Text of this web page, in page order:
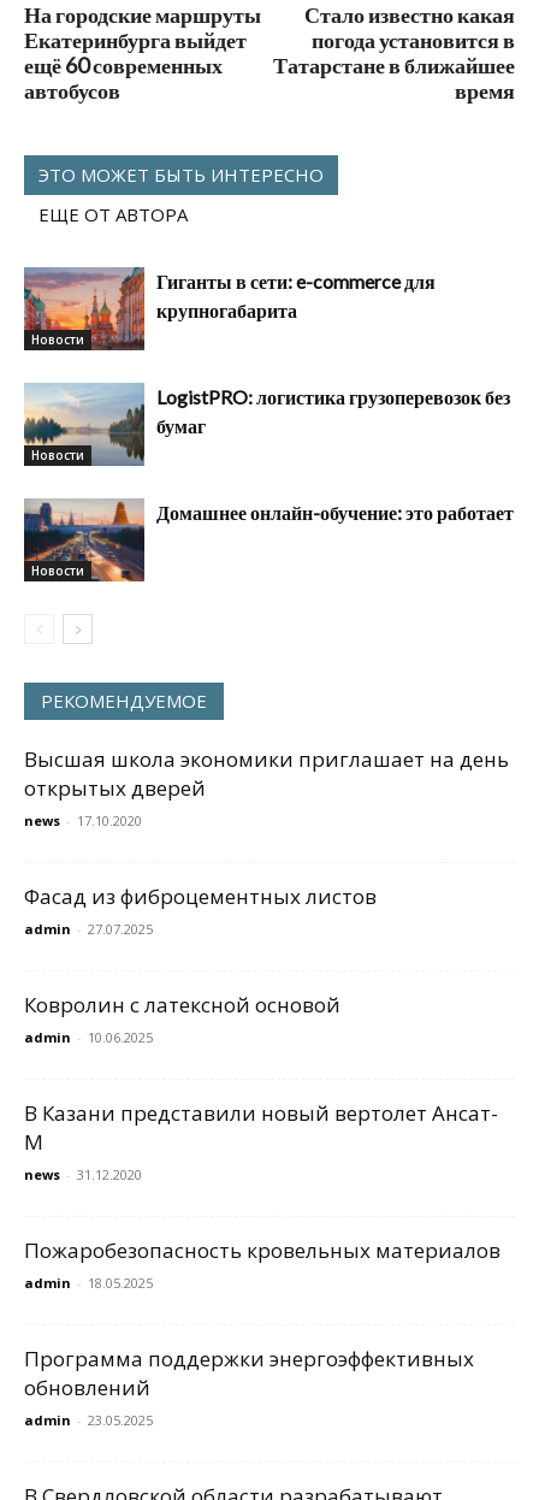
На городские маршруты
Екатеринбурга выйдет
ещё 60 современных
автобусов
Стало известно какая
погода установится в
Татарстане в ближайшее
время
ЭТО МОЖЕТ БЫТЬ ИНТЕРЕСНО
ЕЩЕ ОТ АВТОРА
Новости
Гиганты в сети: e-commerce для
крупногабарита
Новости
LogistPRO: логистика грузоперевозок без
бумаг
Новости
Домашнее онлайн-обучение: это работает
РЕКОМЕНДУЕМОЕ
Высшая школа экономики приглашает на день
открытых дверей
news - 17.10.2020
Фасад из фиброцементных листов
admin - 27.07.2025
Ковролин с латексной основой
admin - 10.06.2025
В Казани представили новый вертолет Ансат-
М
news - 31.12.2020
Пожаробезопасность кровельных материалов
admin - 18.05.2025
Программа поддержки энергоэффективных
обновлений
admin - 23.05.2025